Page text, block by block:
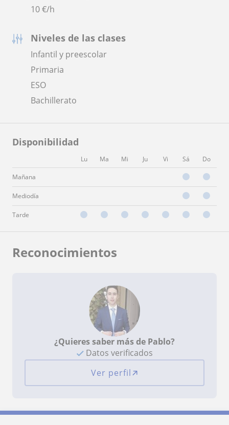
10€/h
Niveles de las clases
Infantil y preescolar
Primaria
ESO
Bachillerato
Disponibilidad
Lu Ma Mi Ju Vi Sá Do
Mañana
Mediodía
Tarde
Reconocimientos
¿Quieres saber más de Pablo?
Datos verificados
Ver perfil